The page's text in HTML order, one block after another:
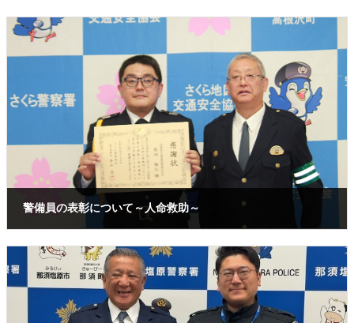
警備員の表彰について～人命救助～